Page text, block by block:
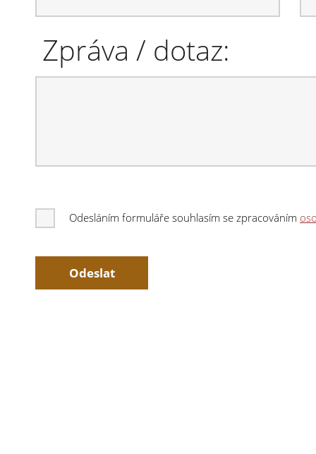
Zpráva / dotaz:
Odesláním formuláře souhlasím se zpracováním